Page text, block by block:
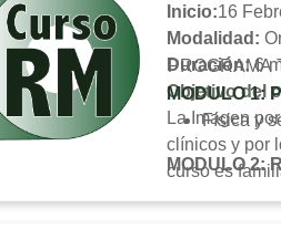
Inicio:16
Modalidad:
Duración:6
Objetivo del
La Imagen
clínicos y por
curso es
imágenes de
PROGRAMA
MODULO 1:
Física y
MODULO 2: